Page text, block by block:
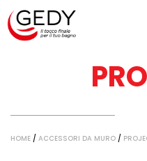
HOME / ACCESSORI DA MURO /